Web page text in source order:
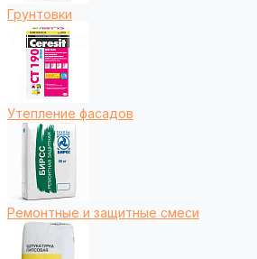
Грунтовки
Утепление фасадов
Ремонтные и защитные смеси